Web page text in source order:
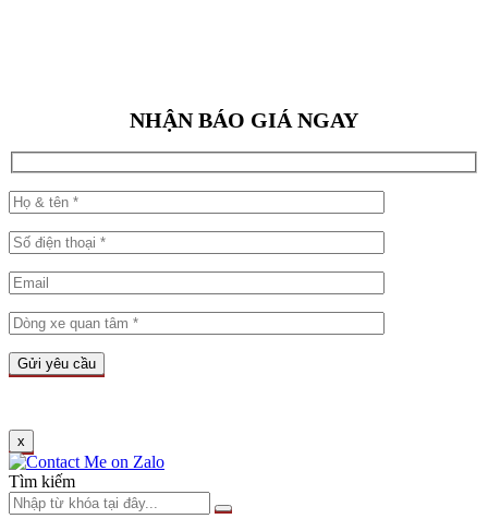
NHẬN BÁO GIÁ NGAY
x
Tìm kiếm